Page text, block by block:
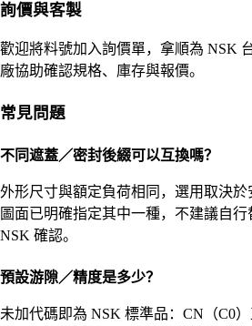
詢價與客製
歡迎將料號加入詢價單，拿順為 NSK
廠協助確認規格、庫存與報價。
常見問題
不同遮蓋／密封後綴可以互換嗎？
外形尺寸與額定負荷相同，選用取決
圖面已明確指定其中一種，不建議自
NSK 確認。
預設游隙／精度是多少？
未加代碼即為 NSK 標準品：CN（C0